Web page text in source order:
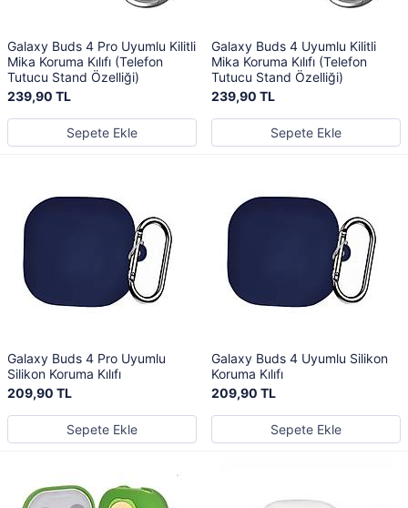
Galaxy Buds 4 Pro Uyumlu Kilitli
Mika Koruma Kılıfı (Telefon
Tutucu Stand Özelliği)
239,90 TL
Sepete Ekle
Galaxy Buds 4 Uyumlu Kilitli
Mika Koruma Kılıfı (Telefon
Tutucu Stand Özelliği)
239,90 TL
Sepete Ekle
Galaxy Buds 4 Pro Uyumlu
Silikon Koruma Kılıfı
209,90 TL
Sepete Ekle
Galaxy Buds 4 Uyumlu Silikon
Koruma Kılıfı
209,90 TL
Sepete Ekle